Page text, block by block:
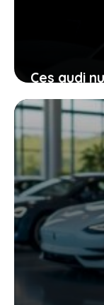
Ces audi
chevaux,
l’univers